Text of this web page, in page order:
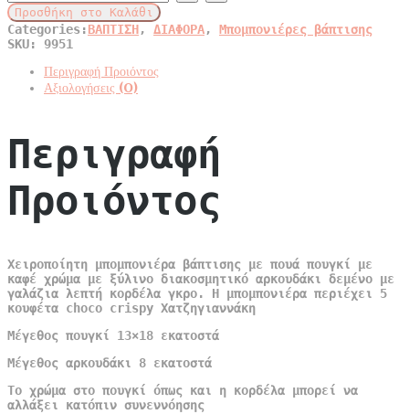
βάπτισης
με
ξύλινο
αρκουδάκι
Προσθήκη στο Καλάθι
Categories:ΒΑΠΤΙΣΗ, ΔΙΑΦΟΡΑ, Μπομπονιέρες βάπτισης
SKU: 9951
Περιγραφή Προιόντος
Αξιολογήσεις (0)
Περιγραφή
Προιόντος
Χειροποίητη μπομπονιέρα βάπτισης με πουά πουγκί με
καφέ χρώμα με ξύλινο διακοσμητικό αρκουδάκι δεμένο με
γαλάζια λεπτή κορδέλα γκρο. Η μπομπονιέρα περιέχει 5
κουφέτα choco crispy Χατζηγιαννάκη
Μέγεθος πουγκί 13×18 εκατοστά
Μέγεθος αρκουδάκι 8 εκατοστά
Το χρώμα στο πουγκί όπως και η κορδέλα μπορεί να
αλλάξει κατόπιν συνεννόησης